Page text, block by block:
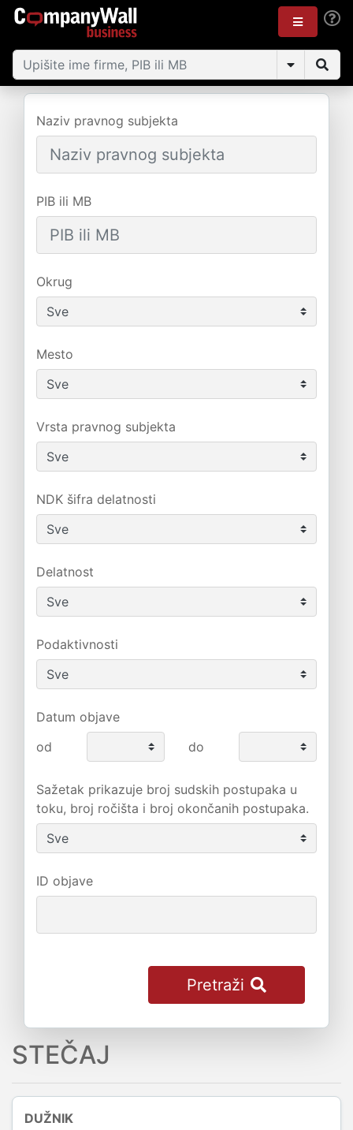
Naziv pravnog subjekta
PIB ili MB
Okrug
Mesto
Vrsta pravnog subjekta
NDK šifra delatnosti
Delatnost
Podaktivnosti
Datum objave
od
do
Sažetak prikazuje broj sudskih postupaka u
toku, broj ročišta i broj okončanih postupaka.
ID objave
Pretraži
STEČAJ
DUŽNIK